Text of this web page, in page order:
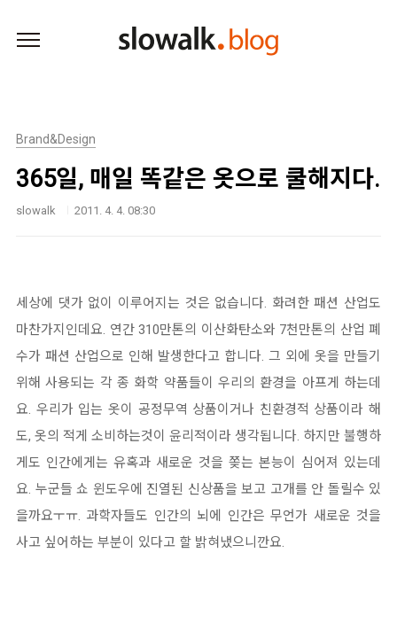
Brand&Design
365일, 매일 똑같은 옷으로 쿨해지다.
slowalk 2011. 4. 4. 08:30
세상에 댓가 없이 이루어지는 것은 없습니다. 화려한 패션 산업도
마찬가지인데요. 연간 310만톤의 이산화탄소와 7천만톤의 산업 폐
수가 패션 산업으로 인해 발생한다고 합니다. 그 외에 옷을 만들기
위해 사용되는 각 종 화학 약품들이 우리의 환경을 아프게 하는데
요. 우리가 입는 옷이 공정무역 상품이거나 친환경적 상품이라 해
도, 옷의 적게 소비하는것이 윤리적이라 생각됩니다. 하지만 불행하
게도 인간에게는 유혹과 새로운 것을 쫒는 본능이 심어져 있는데
요. 누군들 쇼 윈도우에 진열된 신상품을 보고 고개를 안 돌릴수 있
을까요ㅜㅠ. 과학자들도 인간의 뇌에 인간은 무언가 새로운 것을
사고 싶어하는 부분이 있다고 할 밝혀냈으니깐요.